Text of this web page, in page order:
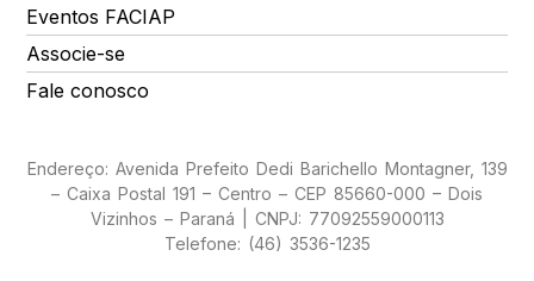
Eventos FACIAP
Associe-se
Fale conosco
Endereço: Avenida Prefeito Dedi Barichello Montagner, 139
– Caixa Postal 191 – Centro – CEP 85660-000 – Dois
Vizinhos – Paraná | CNPJ: 77092559000113
Telefone: (46) 3536-1235